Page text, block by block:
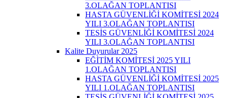
3.OLAĞAN TOPLANTISI
HASTA GÜVENLİĞİ KOMİTESİ 2024
YILI 3.OLAĞAN TOPLANTISI
TESİS GÜVENLİĞİ KOMİTESİ 2024
YILI 3.OLAĞAN TOPLANTISI
Kalite Duyurular 2025
EĞİTİM KOMİTESİ 2025 YILI
1.OLAĞAN TOPLANTISI
HASTA GÜVENLİĞİ KOMİTESİ 2025
YILI 1.OLAĞAN TOPLANTISI